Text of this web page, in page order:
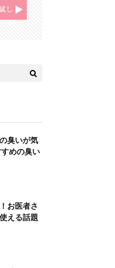
臭いが気
めの臭い
お医者さ
える話題